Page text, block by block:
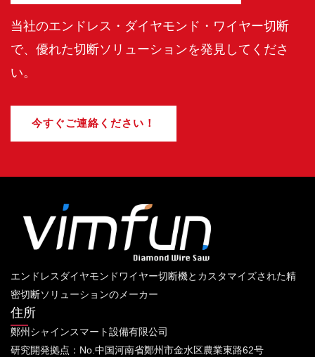
当社のエンドレス・ダイヤモンド・ワイヤー切断
で、優れた切断ソリューションを発見してくださ
い。
今すぐご連絡ください！
エンドレスダイヤモンドワイヤー切断機とカスタマイズされた精
密切断ソリューションのメーカー
住所
鄭州シャインスマート設備有限公司
研究開発拠点：No.中国河南省鄭州市金水区農業東路62号